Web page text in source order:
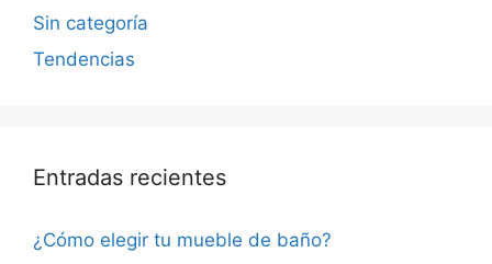
Sin categoría
Tendencias
Entradas recientes
¿Cómo elegir tu mueble de baño?